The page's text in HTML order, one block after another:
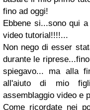
fino ad oggi!
Ebbene si...sono qui
video tutorial!!!!...
Non nego di esser
durante le
spiegavo... ma alla
all'aiuto di mio
assemblaggio video e
Come ricordate nei